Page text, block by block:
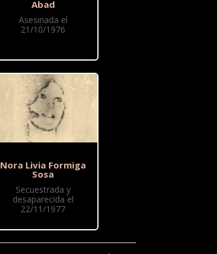
Abad
Asesinada el
21/10/1976
Nora Livia Formiga
Sosa
Secuestrada y
desaparecida el
22/11/1977